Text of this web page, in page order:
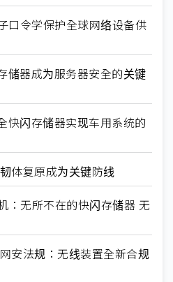
口令学保护全球网络设备供
储器成为服务器安全的关键
快闪存储器实现车用系统的
体复原成为关键防线
：无所不在的快闪存储器 无
安法规：无线装置全新合规